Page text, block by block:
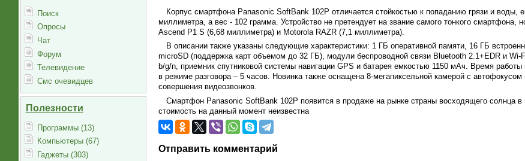
Поиск
Опросы
Чат
Форум
Телевидение
Смс очевидцев
Полезности
Программы (13)
Компьютеры (67)
Гаджеты (303)
Корпус смартфона Panasonic SoftBank 102P отличается стойкостью к попаданию грязи и воды,
миллиметра, а вес - 102 грамма. Устройство не претендует на звание самого тонкого смартфона,
Ascend P1 S (6,68 миллиметра) и Motorola RAZR (7,1 миллиметра).
В описании также указаны следующие характеристики: 1 ГБ оперативной памяти, 16 ГБ
microSD (поддержка карт объемом до 32 ГБ), модули беспроводной связи Bluetooth 2.1+EDR и Wi-
b/g/n, приемник спутниковой системы навигации GPS и батарея емкостью 1150 мАч. Время
в режиме разговора – 5 часов. Новинка также оснащена 8-мегапиксельной камерой с
совершения видеозвонков.
Смартфон Panasonic SoftBank 102P появится в продаже на рынке страны восходящего солнца
стоимость на данный момент неизвестна
Отправить комментарий